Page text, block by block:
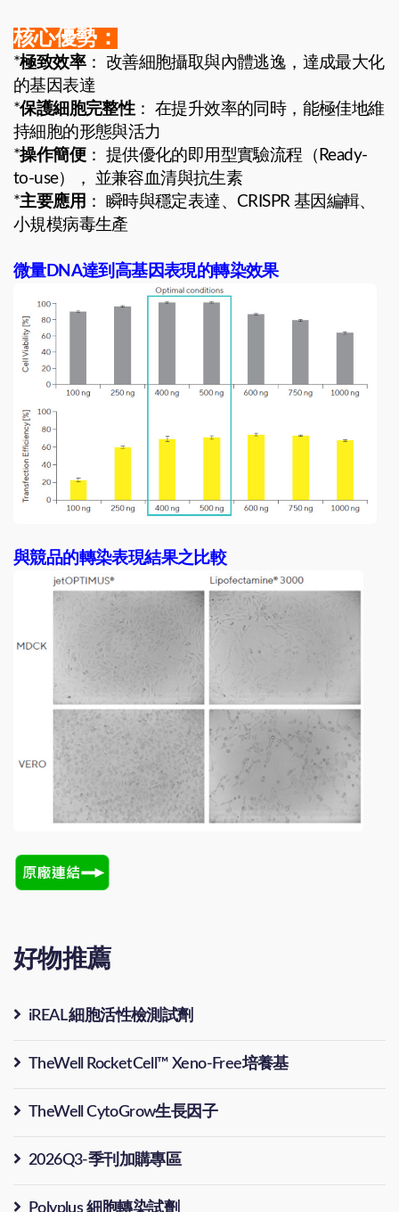
好物推薦
iREAL 細胞活性檢測試劑
TheWell RocketCell™ Xeno-Free培養基
TheWell CytoGrow生長因子
2026Q3-季刊加購專區
Polyplus 細胞轉染試劑
核心優勢：
*極致效率： 改善細胞攝取與內體逃逸，達成最大化
的基因表達
*保護細胞完整性： 在提升效率的同時，能極佳地維
持細胞的形態與活力
*操作簡便 ： 提供優化的即用型實驗流程（Ready-
to-use）， 並兼容血清與抗生素
*主要應用 ： 瞬時與穩定表達、CRISPR 基因編輯、
小規模病毒生產
微量DNA達到高基因表現的轉染效果
與競品的轉染表現結果之比較